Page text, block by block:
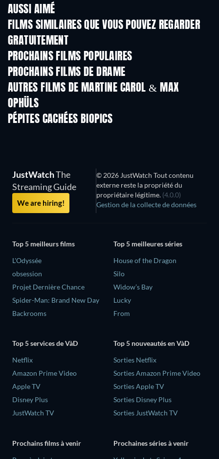
AUSSI AIMÉ
FILMS SIMILAIRES QUE VOUS POUVEZ REGARDER
GRATUITEMENT
PROCHAINS FILMS POPULAIRES
PROCHAINS FILMS DE DRAME
AUTRES FILMS DE MARTINE CAROL & MAX
OPHÜLS
PÉPITES CACHÉES BIOPICS
JustWatchThe
Streaming Guide
We are hiring!
© 2026 JustWatch Tout contenu
externe reste la propriété du
propriétaire légitime. (4.0.0)
Gestion de la collecte de données
Top 5 meilleurs films
L'Odyssée
obsession
Projet Dernière Chance
Spider-Man: Brand New Day
Backrooms
Top 5 meilleures séries
House of the Dragon
Silo
Widow’s Bay
Lucky
From
Top 5 services de VàD
Netflix
Amazon Prime Video
Apple TV
Disney Plus
JustWatch TV
Top 5 nouveautés en VàD
Sorties Netflix
Sorties Amazon Prime Video
Sorties Apple TV
Sorties Disney Plus
Sorties JustWatch TV
Prochains films à venir
Prochaines séries à venir